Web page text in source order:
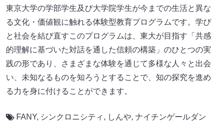
東京大学の学部学生及び大学院学生が今までの生活と異な
る文化・価値観に触れる体験型教育プログラムです。学び
と社会を結び直すこのプログラムは、東大が目指す「共感
的理解に基づいた対話を通した信頼の構築」のひとつの実
践の形であり、さまざまな体験を通じて多様な人々と出会
い、未知なるものを知ろうとすることで、知の探究を進め
る力を身に付けることができます。
FANY, シンクロニシティ , しんや, ナイチンゲールダン